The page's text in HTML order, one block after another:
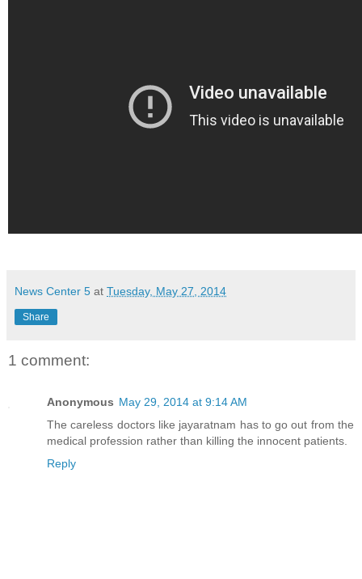
News Center 5 at Tuesday, May 27, 2014
Share
1 comment:
Anonymous May 29, 2014 at 9:14 AM
The careless doctors like jayaratnam has to go out from the
medical profession rather than killing the innocent patients.
Reply